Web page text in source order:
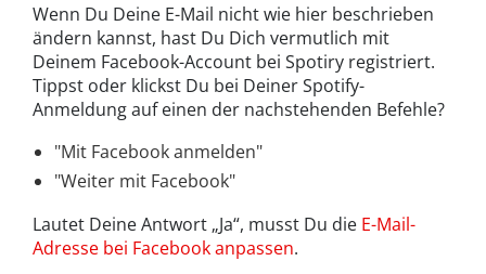
Wenn Du Deine E-Mail nicht wie hier beschrieben
ändern kannst, hast Du Dich vermutlich mit
Deinem Facebook-Account bei Spotiry registriert.
Tippst oder klickst Du bei Deiner Spotify-
Anmeldung auf einen der nachstehenden Befehle?
"Mit Facebook anmelden"
"Weiter mit Facebook"
Lautet Deine Antwort „Ja“, musst Du die E-Mail-
Adresse bei Facebook anpassen.